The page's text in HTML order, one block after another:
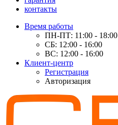
контакты
Время работы
ПН-ПТ: 11:00 - 18:00
СБ: 12:00 - 16:00
ВС: 12:00 - 16:00
Клиент-центр
Регистрация
Авторизация